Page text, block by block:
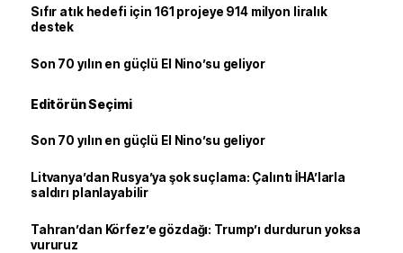
Sıfır atık hedefi için 161 projeye 914 milyon liralık
destek
Son 70 yılın en güçlü El Nino’su geliyor
Editörün Seçimi
Son 70 yılın en güçlü El Nino’su geliyor
Litvanya’dan Rusya’ya şok suçlama: Çalıntı İHA’larla
saldırı planlayabilir
Tahran’dan Körfez’e gözdağı: Trump’ı durdurun yoksa
vururuz